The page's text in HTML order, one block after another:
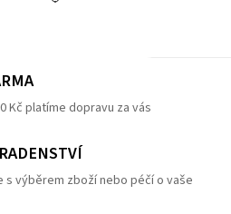
Kč platíme dopravu za vás
s výběrem zboží nebo péčí o vaše